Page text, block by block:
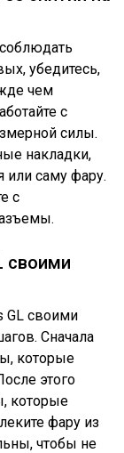
убедитесь,
чем
с
силы.
накладки,
или саму фару.
с
своими
GL своими
Сначала
которые
этого
которые
фару из
чтобы не